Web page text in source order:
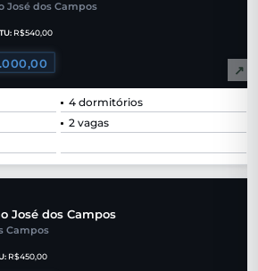
José dos Campos
R$540,00
↗
4 dormitórios
2 vagas
José dos Campos
Campos
R$450,00